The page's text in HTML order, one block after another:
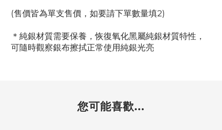
(售價皆為單支售價，如要請下單數量填2)
＊純銀材質需要保養，恢復氧化黑屬純銀材質特性，
可隨時觀察銀布擦拭正常使用純銀光亮
您可能喜歡...